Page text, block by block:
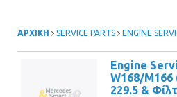
ΑΡΧΙΚΗ SERVICE PARTS ENGINE
Engine
W168/M166
229.5 &